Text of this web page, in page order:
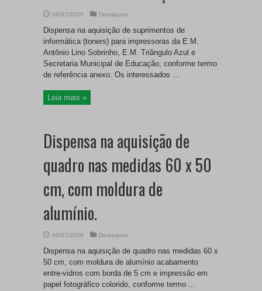
08/07/2026 Destaques
Dispensa na aquisição de suprimentos de
informática (toners) para impressoras da E.M.
Antônio Lino Sobrinho, E.M. Triângulo Azul e
Secretaria Municipal de Educação, conforme termo
de referência anexo. Os interessados ...
Leia mais »
Dispensa na aquisição de
quadro nas medidas 60 x 50
cm, com moldura de
alumínio.
08/07/2026 Destaques
Dispensa na aquisição de quadro nas medidas 60 x
50 cm, com moldura de alumínio acabamento
entre-vidros com borda de 5 cm e impressão em
papel fotográfico colorido, conforme termo ...